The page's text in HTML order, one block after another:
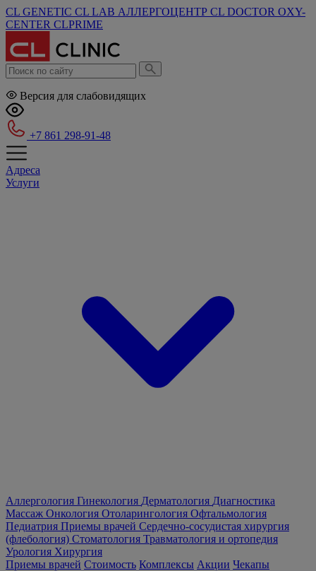
CL GENETIC CL LAB АЛЛЕРГОЦЕНТР CL DOCTOR OXY-
CENTER CLPRIME
Версия для слабовидящих
+7 861 298-91-48
Адреса
Услуги
Аллергология Гинекология Дерматология Диагностика
Массаж Онкология Отоларингология Офтальмология
Педиатрия Приемы врачей Сердечно-сосудистая хирургия
(флебология) Стоматология Травматология и ортопедия
Урология Хирургия
Приемы врачей Стоимость Комплексы Акции Чекапы